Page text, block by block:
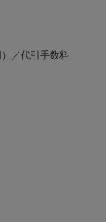
／代引手数料